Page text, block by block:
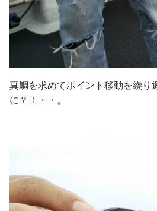
真鯛を求めてポイント移動を繰り
に？！・・。